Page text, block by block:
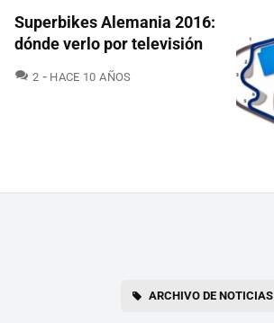
Superbikes Alemania 2016:
dónde verlo por televisión
2 COMENTARIOS
HACE 10 AÑOS
ARCHIVO DE NOTICIAS